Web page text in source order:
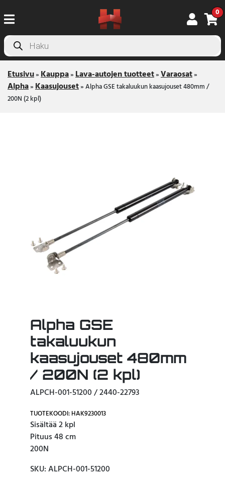
0
Products
search
Etusivu»Kauppa»Lava-autojen tuotteet»Varaosat»
Alpha»Kaasujouset»Alpha GSE takaluukun kaasujouset 480mm /
200N (2 kpl)
Alpha GSE
takaluukun
kaasujouset 480mm
/ 200N (2 kpl)
ALPCH-001-51200 / 2440-22793
TUOTEKOODI: HAK9230013
Sisältää 2 kpl
Pituus 48 cm
200N
SKU: ALPCH-001-51200